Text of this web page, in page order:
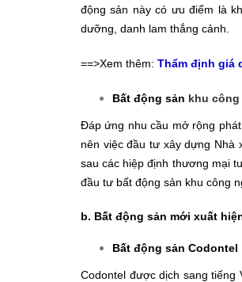
động sản này có ưu điểm là
dưỡng, danh lam thắng cảnh.
==>Xem thêm: Thẩm định giá
Bất động sản khu
Đáp ứng nhu cầu mở rộng
nên việc đầu tư xây dựng Nhà
sau các hiệp định thương mại
đầu tư bất động sản khu công
b. Bất động sản mới xuất
Bất động sản Codontel
Codontel được dịch sang